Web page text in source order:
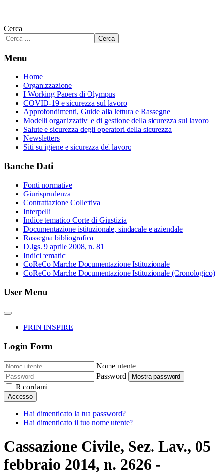
Cerca
Cerca
Menu
Home
Organizzazione
I Working Papers di Olympus
COVID-19 e sicurezza sul lavoro
Approfondimenti, Guide alla lettura e Rassegne
Modelli organizzativi e di gestione della sicurezza sul lavoro
Salute e sicurezza degli operatori della sicurezza
Newsletters
Siti su igiene e sicurezza del lavoro
Banche Dati
Fonti normative
Giurisprudenza
Contrattazione Collettiva
Interpelli
Indice tematico Corte di Giustizia
Documentazione istituzionale, sindacale e aziendale
Rassegna bibliografica
D.lgs. 9 aprile 2008, n. 81
Indici tematici
CoReCo Marche Documentazione Istituzionale
CoReCo Marche Documentazione Istituzionale (Cronologico)
User Menu
PRIN INSPIRE
Login Form
Nome utente
Password
Mostra password
Ricordami
Accesso
Hai dimenticato la tua password?
Hai dimenticato il tuo nome utente?
Cassazione Civile, Sez. Lav., 05
febbraio 2014, n. 2626 -